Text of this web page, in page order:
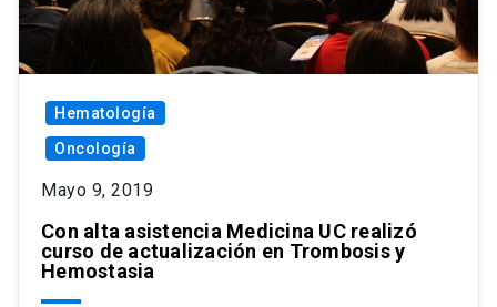
Hematología
Oncología
Mayo 9, 2019
Con alta asistencia Medicina UC realizó
curso de actualización en Trombosis y
Hemostasia